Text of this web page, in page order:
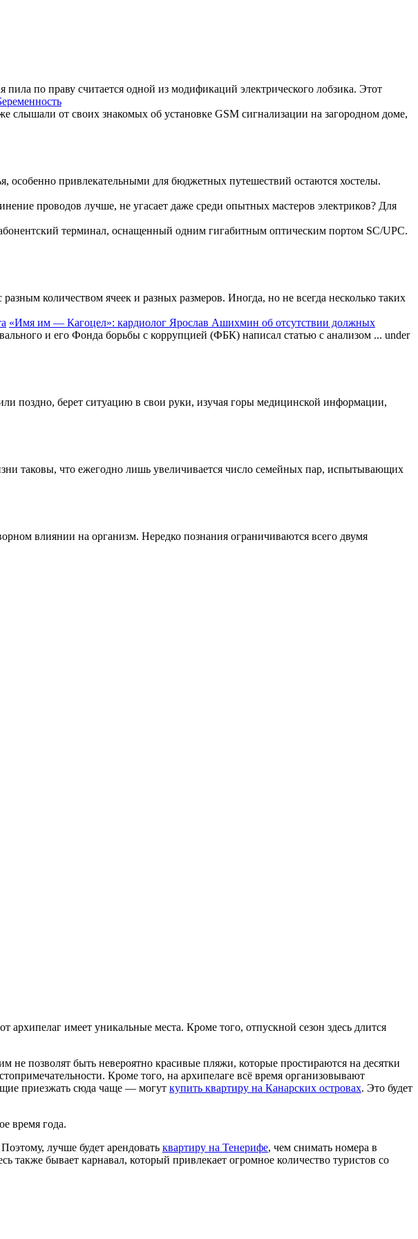
пила по праву считается одной из модификаций электрического лобзика. Этот
слышали от своих знакомых об установке GSM сигнализации на загородном доме,
особенно привлекательными для бюджетных путешествий остаются хостелы.
проводов лучше, не угасает даже среди опытных мастеров электриков? Для
терминал, оснащенный одним гигабитным оптическим портом SC/UPC.
количеством ячеек и разных размеров. Иногда, но не всегда несколько таких
«Имя им — Кагоцел»: кардиолог Ярослав Ашихмин об отсутствии должных
и его Фонда борьбы с коррупцией (ФБК) написал статью с анализом ... under
поздно, берет ситуацию в свои руки, изучая горы медицинской информации,
таковы, что ежегодно лишь увеличивается число семейных пар, испытывающих
влиянии на организм. Нередко познания ограничиваются всего двумя
имеет уникальные места. Кроме того, отпускной сезон здесь длится
позволят быть невероятно красивые пляжи, которые простираются на десятки
Кроме того, на архипелаге всё время организовывают
приезжать сюда чаще — могут купить квартиру на Канарских островах. Это будет
время года.
лучше будет арендовать квартиру на Тенерифе, чем снимать номера в
также бывает карнавал, который привлекает огромное количество туристов со